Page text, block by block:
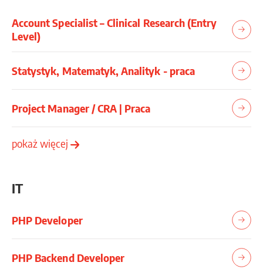
Account Specialist – Clinical Research (Entry
Level)
Statystyk, Matematyk, Analityk - praca
Project Manager / CRA | Praca
pokaż więcej
IT
PHP Developer
PHP Backend Developer